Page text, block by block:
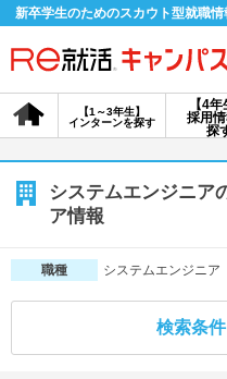
新卒学生のためのスカウト型就職情
【4年
採用
探
【1～3年生】
インターンを探す
会員登録
説
システムエンジニア
ア情報
職種 システムエンジニア
検索条